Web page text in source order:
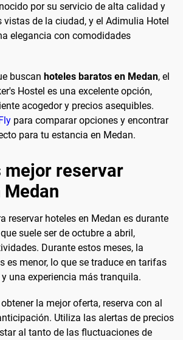
por su servicio de alta calidad y
de la ciudad, y el Adimulia Hotel
elegancia con comodidades
buscan hoteles baratos en Medan, el
Hostel es una excelente opción,
acogedor y precios asequibles.
para comparar opciones y encontrar
para tu estancia en Medan.
mejor reservar
Medan
reservar hoteles en Medan es durante
suele ser de octubre a abril,
Durante estos meses, la
es menor, lo que se traduce en tarifas
una experiencia más tranquila.
la mejor oferta, reserva con al
Utiliza las alertas de precios
al tanto de las fluctuaciones de